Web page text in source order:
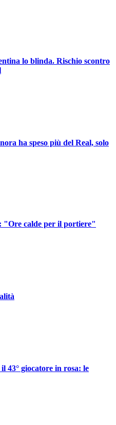
lo blinda. Rischio scontro
ha speso più del Real, solo
"Ore calde per il portiere"
43° giocatore in rosa: le